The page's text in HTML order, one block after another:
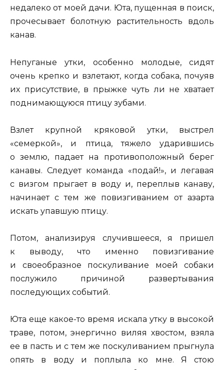
недалеко от моей дачи. Юта, пущенная в поиск,
прочесывает болотную растительность вдоль
канав.
Непуганые утки, особенно молодые, сидят
очень крепко и взлетают, когда собака, почуяв
их присутствие, в прыжке чуть ли не хватает
поднимающуюся птицу зубами.
Взлет крупной кряковой утки, выстрел
«семеркой», и птица, тяжело ударившись
о землю, падает на противоположный берег
канавы. Следует команда «подай!», и легавая
с визгом прыгает в воду и, переплыв канаву,
начинает с тем же повизгиванием от азарта
искать упавшую птицу.
Потом, анализируя случившееся, я пришел
к выводу, что именно повизгивание
и своеобразное поскуливание моей собаки
послужило причиной развертывания
последующих событий.
Юта еще какое-то время искала утку в высокой
траве, потом, энергично виляя хвостом, взяла
ее в пасть и с тем же поскуливанием прыгнула
опять в воду и поплыла ко мне. Я стою